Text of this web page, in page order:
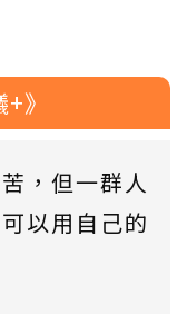
》
，但一群人
以用自己的